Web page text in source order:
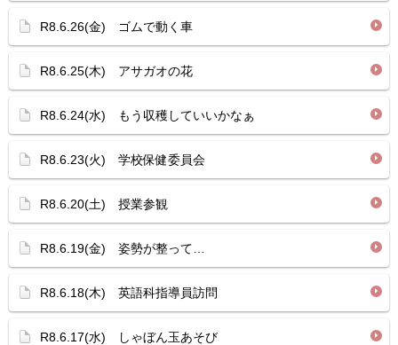
R8.6.26(金) ゴムで動く車
R8.6.25(木) アサガオの花
R8.6.24(水) もう収穫していいかなぁ
R8.6.23(火) 学校保健委員会
R8.6.20(土) 授業参観
R8.6.19(金) 姿勢が整って…
R8.6.18(木) 英語科指導員訪問
R8.6.17(水) しゃぼん玉あそび